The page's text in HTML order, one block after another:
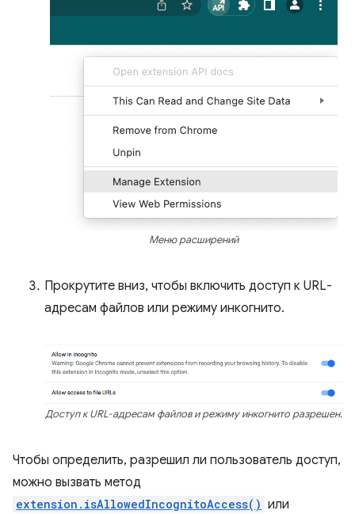
Меню расширений
Прокрутите вниз, чтобы включить доступ к URL-
адресам файлов или режиму инкогнито.
Доступ к URL-адресам файлов и режиму инкогнито разрешен.
Чтобы определить, разрешил ли пользователь доступ,
можно вызвать метод
extension.isAllowedIncognitoAccess() или